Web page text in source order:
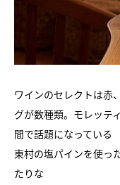
ワインのセレクトは赤
グが数種類。モレッテ
間で話題になっている
東村の塩パインを使っ
たりな